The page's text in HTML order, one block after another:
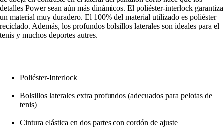
detalles Power sean aún más dinámicos. El poliéster-interlock garantiza
un material muy duradero. El 100% del material utilizado es poliéster
reciclado. Además, los profundos bolsillos laterales son ideales para el
tenis y muchos deportes autres.
Poliéster-Interlock
Bolsillos laterales extra profundos (adecuados para pelotas de
tenis)
Cintura elástica en dos partes con cordón de ajuste